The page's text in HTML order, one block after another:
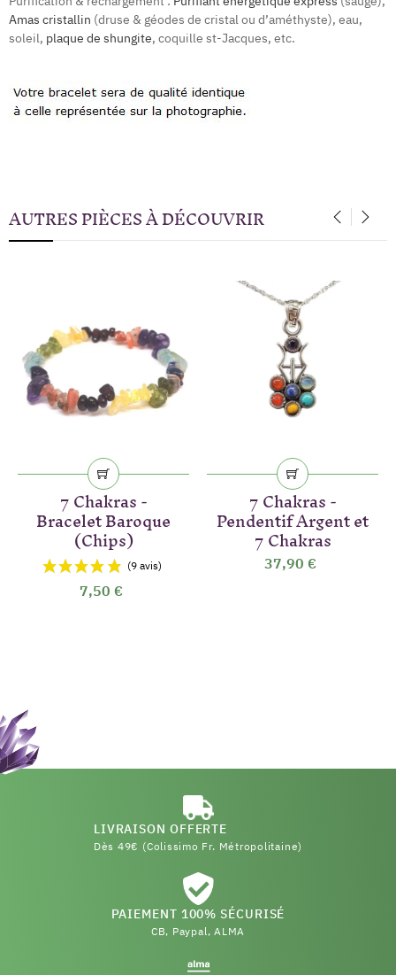
Amas cristallin (druse & géodes de cristal ou d’améthyste), eau,
soleil, plaque de shungite, coquille st-Jacques, etc.
AUTRES PIÈCES À DÉCOUVRIR
7 Chakras -
Bracelet Baroque
(Chips)
7,50 €
7 Chakras -
Pendentif Argent et
7 Chakras
37,90 €
LIVRAISON OFFERTE
Dès 49€ (Colissimo Fr. Métropolitaine)
PAIEMENT 100% SÉCURISÉ
CB, Paypal, ALMA